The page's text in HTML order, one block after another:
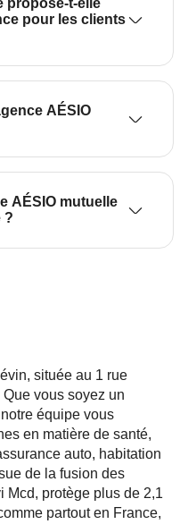
propose-t-elle
pour les clients
AÉSIO
AÉSIO mutuelle
?
située au 1 rue
vous soyez un
équipe vous
en matière de santé,
auto, habitation
de la fusion des
Mcd, protège plus de 2,1
partout en France,